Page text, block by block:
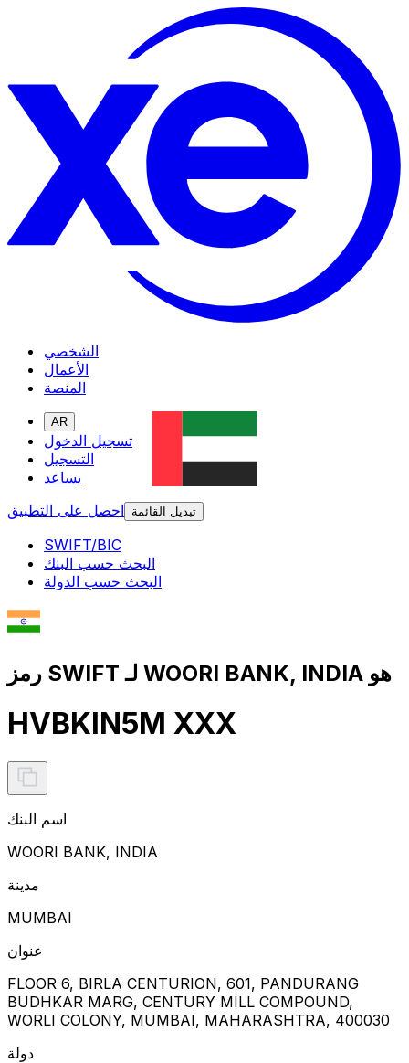
الشخصي
الأعمال
المنصة
AR
تسجيل الدخول
التسجيل
يساعد
احصل على التطبيق
تبديل القائمة
SWIFT/BIC
البحث حسب البنك
البحث حسب الدولة
رمز SWIFT لـ WOORI BANK, INDIA هو
HVBKIN5M XXX
اسم البنك
WOORI BANK, INDIA
مدينة
MUMBAI
عنوان
FLOOR 6, BIRLA CENTURION, 601, PANDURANG
BUDHKAR MARG, CENTURY MILL COMPOUND,
WORLI COLONY, MUMBAI, MAHARASHTRA, 400030
دولة